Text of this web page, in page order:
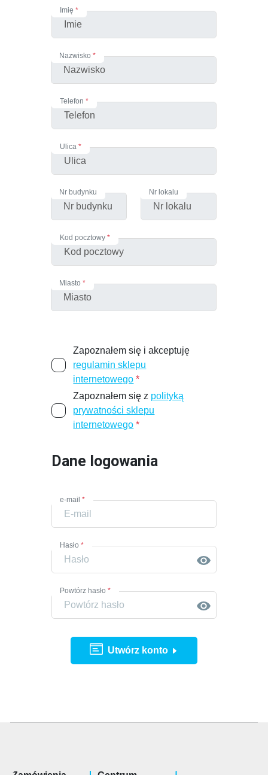
Imię*
Nazwisko*
Telefon*
Ulica*
Nr budynku Nr lokalu
Kod pocztowy*
Miasto*
Zapoznałem się i akceptuję
regulamin sklepu
internetowego *
Zapoznałem się z polityką
prywatności sklepu
internetowego *
Dane logowania
e-mail*
Hasło*
Powtórz hasło*
Utwórz konto